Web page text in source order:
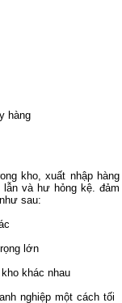
hàng
kho, xuất nhập hàng
và hư hỏng kệ. đảm
sau:
lớn
khác nhau
nghiệp một cách tối